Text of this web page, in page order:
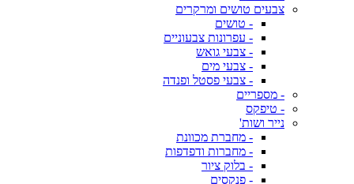
צבעים טושים ומרקרים
- טושים
- עפרונות צבעוניים
- צבעי גואש
- צבעי מים
- צבעי פסטל ופנדה
- מספריים
- טיפקס
נייר ושות'
- מחברת מכוונת
- מחברות ודפדפות
- בלוק ציור
- פנקסים